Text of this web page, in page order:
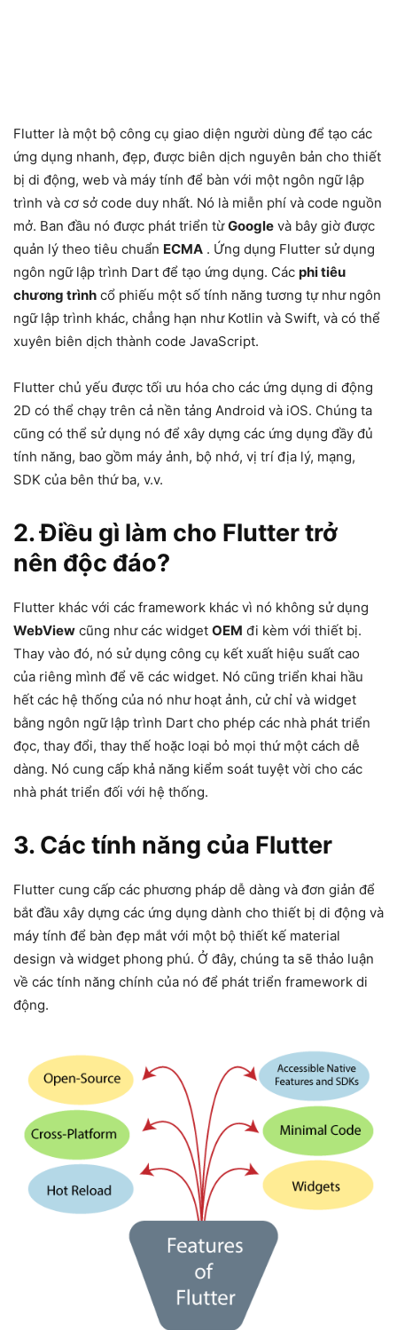
Flutter là một bộ công cụ giao diện người dùng để tạo các
ứng dụng nhanh, đẹp, được biên dịch nguyên bản cho thiết
bị di động, web và máy tính để bàn với một ngôn ngữ lập
trình và cơ sở code duy nhất. Nó là miễn phí và code nguồn
mở. Ban đầu nó được phát triển từGoogle và bây giờ được
quản lý theo tiêu chuẩn ECMA . Ứng dụng Flutter sử dụng
ngôn ngữ lập trình Dart để tạo ứng dụng. Các phi tiêu
chương trình cổ phiếu một số tính năng tương tự như ngôn
ngữ lập trình khác, chẳng hạn như Kotlin và Swift, và có thể
xuyên biên dịch thành code JavaScript.
Flutter chủ yếu được tối ưu hóa cho các ứng dụng di động
2D có thể chạy trên cả nền tảng Android và iOS. Chúng ta
cũng có thể sử dụng nó để xây dựng các ứng dụng đầy đủ
tính năng, bao gồm máy ảnh, bộ nhớ, vị trí địa lý, mạng,
SDK của bên thứ ba, v.v.
2. Điều gì làm cho Flutter trở
nên độc đáo?
Flutter khác với các framework khác vì nó không sử dụng
WebView cũng như các widget OEM đi kèm với thiết bị.
Thay vào đó, nó sử dụng công cụ kết xuất hiệu suất cao
của riêng mình để vẽ các widget. Nó cũng triển khai hầu
hết các hệ thống của nó như hoạt ảnh, cử chỉ và widget
bằng ngôn ngữ lập trình Dart cho phép các nhà phát triển
đọc, thay đổi, thay thế hoặc loại bỏ mọi thứ một cách dễ
dàng. Nó cung cấp khả năng kiểm soát tuyệt vời cho các
nhà phát triển đối với hệ thống.
3. Các tính năng của Flutter
Flutter cung cấp các phương pháp dễ dàng và đơn giản để
bắt đầu xây dựng các ứng dụng dành cho thiết bị di động và
máy tính để bàn đẹp mắt với một bộ thiết kế material
design và widget phong phú. Ở đây, chúng ta sẽ thảo luận
về các tính năng chính của nó để phát triển framework di
động.